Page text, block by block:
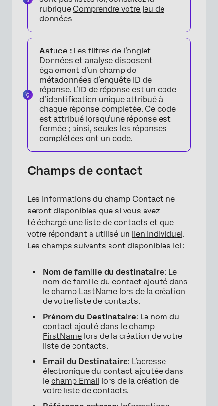
rubrique Comprendre votre jeu de
données.
Astuce : Les filtres de l’onglet
Données et analyse disposent
également d’un champ de
métadonnées d’enquête ID de
réponse. L’ID de réponse est un code
d’identification unique attribué à
chaque réponse complétée. Ce code
est attribué lorsqu’une réponse est
fermée ; ainsi, seules les réponses
complétées ont un code.
Champs de contact
Les informations du champ Contact ne
seront disponibles que si vous avez
téléchargé une liste de contacts et que
votre répondant a utilisé un lien individuel .
Les champs suivants sont disponibles ici :
Nom de famille du destinataire: Le
nom de famille du contact ajouté dans
le champ LastName lors de la création
de votre liste de contacts.
Prénom du Destinataire: Le nom du
contact ajouté dans le champ
FirstName lors de la création de votre
liste de contacts.
Email du Destinataire: L’adresse
électronique du contact ajoutée dans
le champ Email
lors de la création de
votre liste de contacts.